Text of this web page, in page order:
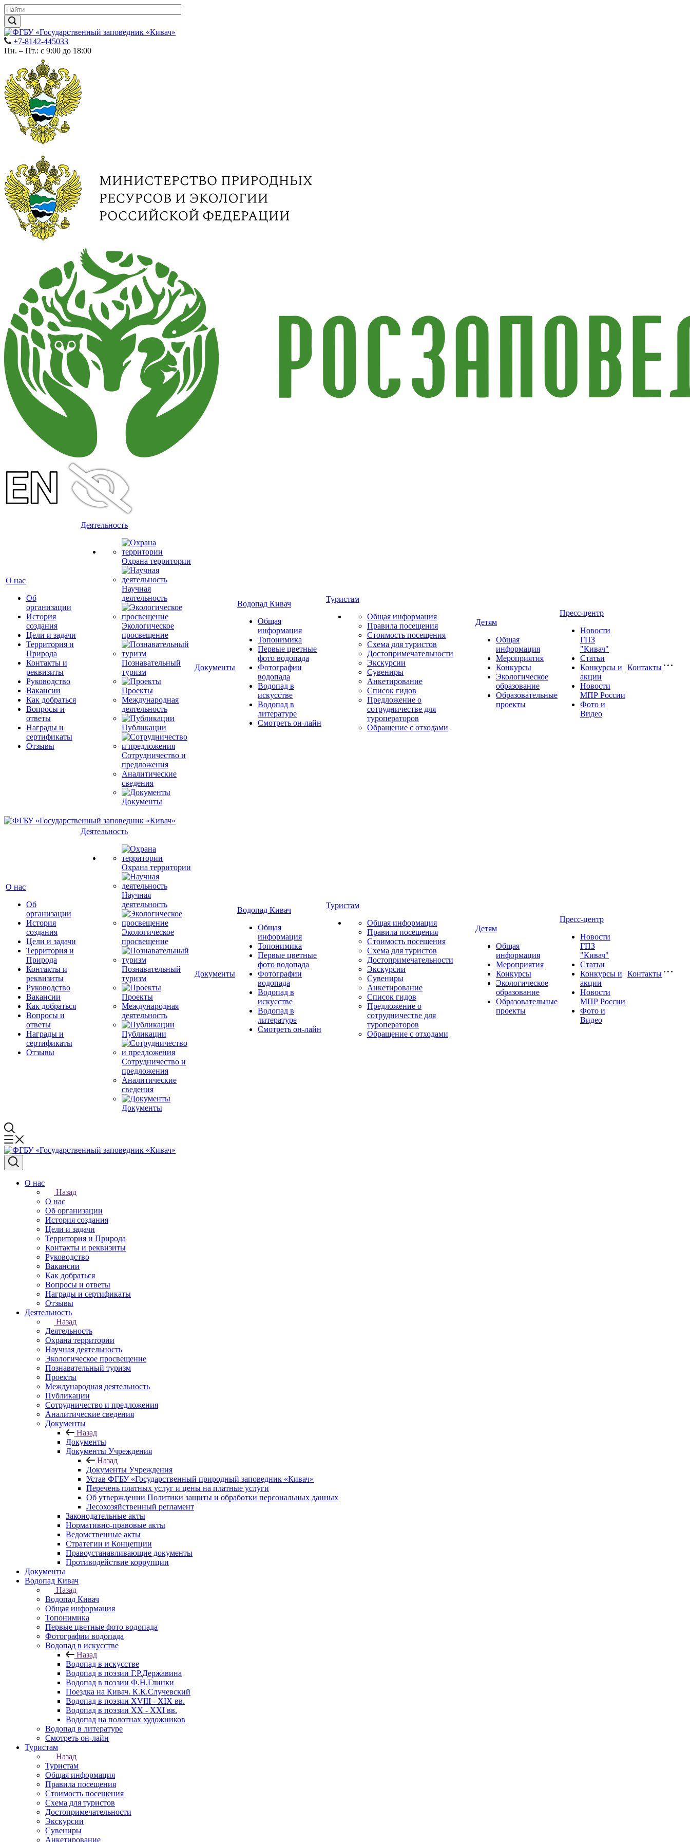
+7-8142-445033
Пн. – Пт.: с 9:00 до 18:00
О нас
Об
организации
История
создания
Цели и задачи
Территория и
Природа
Контакты и
реквизиты
Руководство
Вакансии
Как добраться
Вопросы и
ответы
Награды и
сертификаты
Отзывы
Деятельность
Охрана территории
Научная
деятельность
Экологическое
просвещение
Познавательный
туризм
Проекты
Международная
деятельность
Публикации
Сотрудничество и
предложения
Аналитические
сведения
Документы
Документы
Водопад Кивач
Общая
информация
Топонимика
Первые цветные
фото водопада
Фотографии
водопада
Водопад в
искусстве
Водопад в
литературе
Смотреть он-лайн
Туристам
Общая информация
Правила посещения
Стоимость посещения
Схема для туристов
Достопримечательности
Экскурсии
Сувениры
Анкетирование
Список гидов
Предложение о
сотрудничестве для
туроператоров
Обращение с отходами
Детям
Общая
информация
Мероприятия
Конкурсы
Экологическое
образование
Образовательные
проекты
Пресс-центр
Новости
ГПЗ
"Кивач"
Статьи
Конкурсы и
акции
Новости
МПР России
Фото и
Видео
Контакты
О нас
Об
организации
История
создания
Цели и задачи
Территория и
Природа
Контакты и
реквизиты
Руководство
Вакансии
Как добраться
Вопросы и
ответы
Награды и
сертификаты
Отзывы
Деятельность
Охрана территории
Научная
деятельность
Экологическое
просвещение
Познавательный
туризм
Проекты
Международная
деятельность
Публикации
Сотрудничество и
предложения
Аналитические
сведения
Документы
Документы
Водопад Кивач
Общая
информация
Топонимика
Первые цветные
фото водопада
Фотографии
водопада
Водопад в
искусстве
Водопад в
литературе
Смотреть он-лайн
Туристам
Общая информация
Правила посещения
Стоимость посещения
Схема для туристов
Достопримечательности
Экскурсии
Сувениры
Анкетирование
Список гидов
Предложение о
сотрудничестве для
туроператоров
Обращение с отходами
Детям
Общая
информация
Мероприятия
Конкурсы
Экологическое
образование
Образовательные
проекты
Пресс-центр
Новости
ГПЗ
"Кивач"
Статьи
Конкурсы и
акции
Новости
МПР России
Фото и
Видео
Контакты
О нас
Назад
О нас
Об организации
История создания
Цели и задачи
Территория и Природа
Контакты и реквизиты
Руководство
Вакансии
Как добраться
Вопросы и ответы
Награды и сертификаты
Отзывы
Деятельность
Назад
Деятельность
Охрана территории
Научная деятельность
Экологическое просвещение
Познавательный туризм
Проекты
Международная деятельность
Публикации
Сотрудничество и предложения
Аналитические сведения
Документы
Назад
Документы
Документы Учреждения
Назад
Документы Учреждения
Устав ФГБУ «Государственный природный заповедник «Кивач»
Перечень платных услуг и цены на платные услуги
Об утверждении Политики защиты и обработки персональных данных
Лесохозяйственный регламент
Законодательные акты
Нормативно-правовые акты
Ведомственные акты
Стратегии и Концепции
Правоустанавливающие документы
Противодействие коррупции
Документы
Водопад Кивач
Назад
Водопад Кивач
Общая информация
Топонимика
Первые цветные фото водопада
Фотографии водопада
Водопад в искусстве
Назад
Водопад в искусстве
Водопад в поэзии Г.Р.Державина
Водопад в поэзии Ф.Н.Глинки
Поездка на Кивач. К.К.Случевский
Водопад в поэзии XVIII - XIX вв.
Водопад в поэзии XX - XXI вв.
Водопад на полотнах художников
Водопад в литературе
Смотреть он-лайн
Туристам
Назад
Туристам
Общая информация
Правила посещения
Стоимость посещения
Схема для туристов
Достопримечательности
Экскурсии
Сувениры
Анкетирование